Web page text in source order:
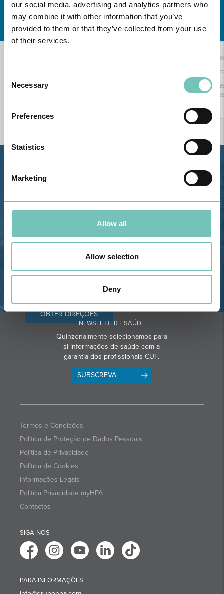
our social media, advertising and analytics partners who
may combine it with other information that you’ve
provided to them or that they’ve collected from your use
of their services.
Selection
Necessary
Preferences
Statistics
Marketing
Allow all
Allow selection
Deny
Conheça todas as Unidades de saúde CUFaqui
Bota, 8500-322 Alvor - Portimão
Telefone: 282 420 400
Email: info@grupohpa.com
OBTER DIREÇÕES
NEWSLETTER + SAÚDE
Quinzenalmente selecionamos para
si informações de saúde com a
garantia dos profissionais CUF.
SUBSCREVA
Termos e Condições
Política de Proteção de Dados Pessoais
Política de Privacidade
Política de Cookies
Informações Legais
Politica Privacidade myHPA
Contactos
SIGA-NOS
PARA INFORMAÇÕES: